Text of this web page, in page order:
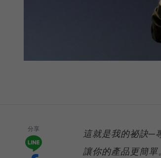
分享
這就是我的祕訣─
讓你的產品更簡